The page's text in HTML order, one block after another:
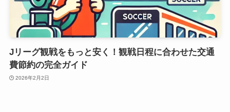
Jリーグ観戦をもっと安く！観戦日程に合わせた交通
費節約の完全ガイド
2026年2月2日